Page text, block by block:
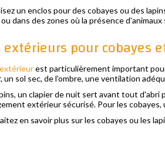
un enclos pour des cobayes ou des
dans des zones où la présence
extérieurs pour cobayes
est particulièrement important
un sol sec, de l'ombre, une ventilation
un clapier de nuit sert avant tout
extérieur sécurisé. Pour les
en savoir plus sur les cobayes ou les